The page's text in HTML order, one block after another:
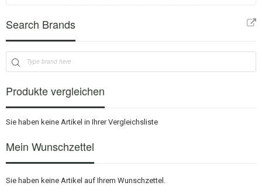
Search Brands
Produkte vergleichen
Sie haben keine Artikel in Ihrer Vergleichsliste
Mein Wunschzettel
Sie haben keine Artikel auf Ihrem Wunschzettel.